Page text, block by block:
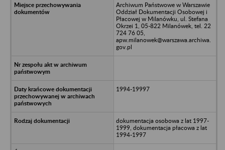
Archiwum Państwowe w Warszawie
Oddział Dokumentacji Osobowej i
Płacowej w Milanówku, ul. Stefana
Okrzei 1, 05-822 Milanówek, tel. 22
724 76 05,
apw.milanowek@warszawa.archiwa.
gov.pl
1994-19997
dokumentacja osobowa z lat 1997-
1999, dokumentacja płacowa z lat
1994-1997